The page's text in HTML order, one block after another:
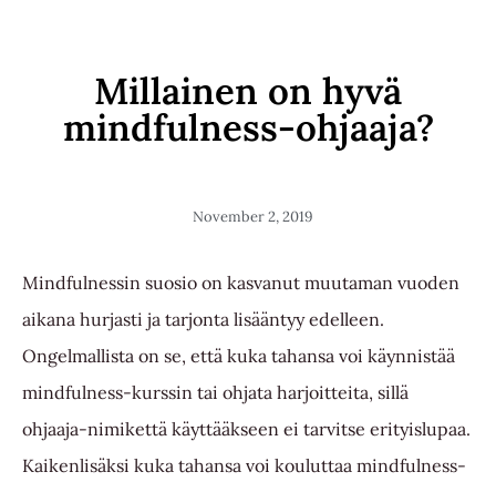
Millainen on hyvä
mindfulness-ohjaaja?
November 2, 2019
Mindfulnessin suosio on kasvanut muutaman vuoden
aikana hurjasti ja tarjonta lisääntyy edelleen.
Ongelmallista on se, että kuka tahansa voi käynnistää
mindfulness-kurssin tai ohjata harjoitteita, sillä
ohjaaja-nimikettä käyttääkseen ei tarvitse erityislupaa.
Kaikenlisäksi kuka tahansa voi kouluttaa mindfulness-